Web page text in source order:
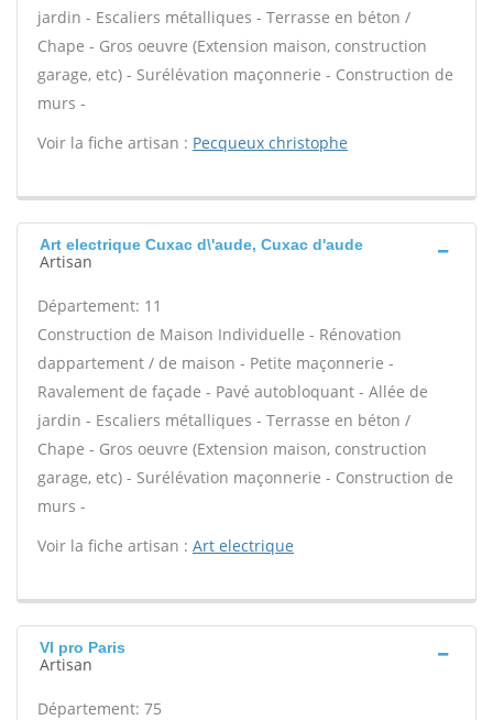
jardin - Escaliers métalliques - Terrasse en béton /
Chape - Gros oeuvre (Extension maison, construction
garage, etc) - Surélévation maçonnerie - Construction de
murs -
Voir la fiche artisan : Pecqueux christophe
Art electrique Cuxac d\'aude, Cuxac d'aude
Artisan
Département: 11
Construction de Maison Individuelle - Rénovation
dappartement / de maison - Petite maçonnerie -
Ravalement de façade - Pavé autobloquant - Allée de
jardin - Escaliers métalliques - Terrasse en béton /
Chape - Gros oeuvre (Extension maison, construction
garage, etc) - Surélévation maçonnerie - Construction de
murs -
Voir la fiche artisan : Art electrique
Vl pro Paris
Artisan
Département: 75